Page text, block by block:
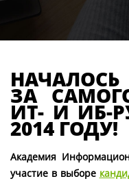
ЗА
ИТ- И ИБ-
2014 ГОДУ!
Академия
участие в выборе